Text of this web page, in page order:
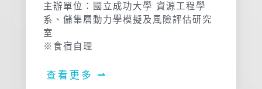
主辦單位：國立成功大學 資源工程學
系、儲集層動力學模擬及風險評估研究
室
※食宿自理
查看更多 ⇀